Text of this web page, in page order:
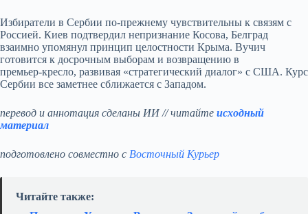
Избиратели в Сербии по‑прежнему чувствительны к связям с
Россией. Киев подтвердил непризнание Косова, Белград
взаимно упомянул принцип целостности Крыма. Вучич
готовится к досрочным выборам и возвращению в
премьер‑кресло, развивая «стратегический диалог» с США. Курс
Сербии все заметнее сближается с Западом.
перевод и аннотация сделаны ИИ // читайте исходный
материал
подготовлено совместно с Восточный Курьер
Читайте также: